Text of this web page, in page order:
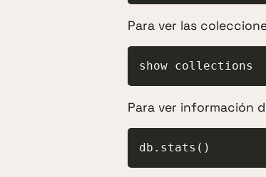
Para ver las
show collections
Para ver información
db.stats()